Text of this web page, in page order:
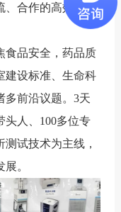
、合作的高效互动
食品安全，药品质
建设标准、生命科
多前沿议题。3天
头人、100多位专
试技术为主线，
。